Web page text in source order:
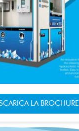
LA BROCHURE